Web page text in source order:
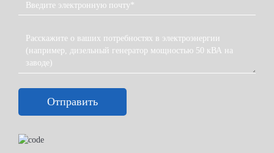
Отправить